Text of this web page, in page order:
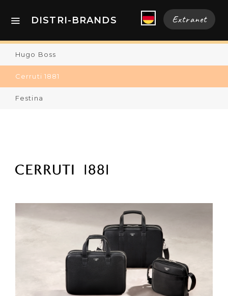
DISTRI-BRANDS Extranet
Hugo Boss
Cerruti 1881
Festina